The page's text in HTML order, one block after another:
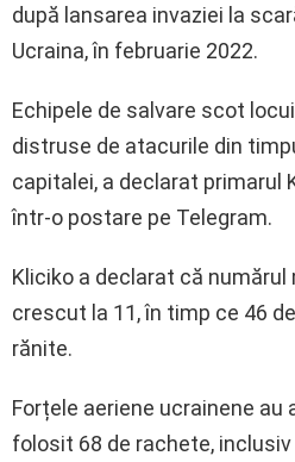
după lansarea invaziei la
Ucraina, în februarie 2022.
Echipele de salvare scot
distruse de atacurile din
capitalei, a declarat primarul
într-o postare pe Telegram.
Kliciko a declarat că
crescut la 11, în timp ce 46
rănite.
Forțele aeriene ucrainene au
folosit 68 de rachete,